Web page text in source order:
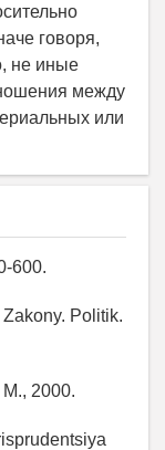
говоря,
не иные
между
или
600.
Politik.
2000.